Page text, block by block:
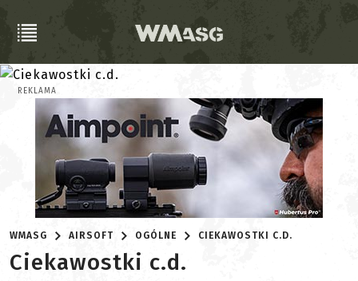
REKLAMA
WMASG AIRSOFT OGÓLNE CIEKAWOSTKI C.D.
Ciekawostki c.d.